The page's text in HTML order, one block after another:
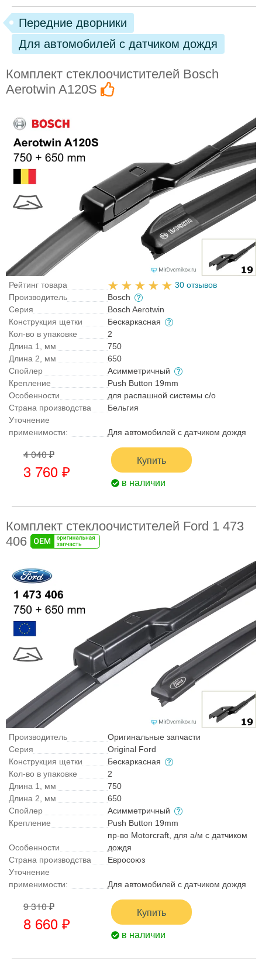
Передние дворники
Для автомобилей с датчиком дождя
Комплект стеклоочистителей Bosch
Aerotwin A120S
Рейтинг товара
30 отзывов
Производитель
Bosch
Серия
Bosch Aerotwin
Конструкция щетки
Бескаркасная
Кол-во в упаковке
2
Длина 1, мм
750
Длина 2, мм
650
Спойлер
Асимметричный
Крепление
Push Button 19mm
Особенности
для распашной системы с/о
Страна производства
Бельгия
Уточнение
применимости:
Для автомобилей с датчиком дождя
4 040 ₽
3 760 ₽
Купить
в наличии
Комплект стеклоочистителей Ford 1 473
406
Производитель
Оригинальные запчасти
Серия
Original Ford
Конструкция щетки
Бескаркасная
Кол-во в упаковке
2
Длина 1, мм
750
Длина 2, мм
650
Спойлер
Асимметричный
Крепление
Push Button 19mm
Особенности
пр-во Motorcraft, для а/м с датчиком
дождя
Страна производства
Евросоюз
Уточнение
применимости:
Для автомобилей с датчиком дождя
9 310 ₽
8 660 ₽
Купить
в наличии